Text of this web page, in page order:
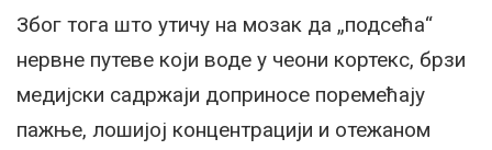
Због тога што утичу на мозак да „подсећа“
нервне путеве који воде у чеони кортекс, брзи
медијски садржаји доприносе поремећају
пажње, лошијој концентрацији и отежаном